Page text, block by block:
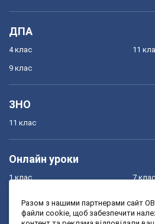
ДПА
4 клас
9 клас
11
ЗНО
11 клас
Онлайн уроки
1 клас
3 клас
7 клас
9 клас
Разом з нашими партнерами сайт
файли cookie, щоб забезпечити